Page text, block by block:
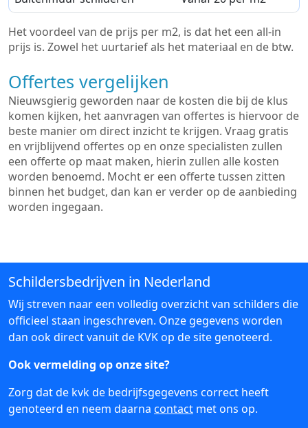
Het voordeel van de prijs per m2, is dat het een all-in
prijs is. Zowel het uurtarief als het materiaal en de btw.
Offertes vergelijken
Nieuwsgierig geworden naar de kosten die bij de klus
komen kijken, het aanvragen van offertes is hiervoor de
beste manier om direct inzicht te krijgen. Vraag gratis
en vrijblijvend offertes op en onze specialisten zullen
een offerte op maat maken, hierin zullen alle kosten
worden benoemd. Mocht er een offerte tussen zitten
binnen het budget, dan kan er verder op de aanbieding
worden ingegaan.
Schildersbedrijven in Nederland
Wij streven naar een volledig overzicht van schilders die
officieel staan ingeschreven. Onze gegevens worden
dan ook direct vanuit de KVK op de site genoteerd.
Ook vermelding op onze site?
Zorg dat de kvk de bedrijfsgegevens correct heeft
genoteerd en neem daarna contact met ons op.